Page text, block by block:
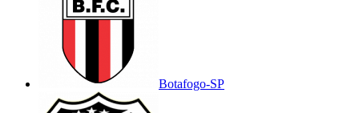
Botafogo-SP